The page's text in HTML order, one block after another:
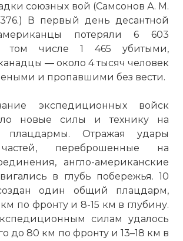
союзных вой (Самсонов А. М.
В первый день десантной
потеряли 6 603
том числе 1 465 убитыми,
— около 4 тысяч человек
и пропавшими без вести.
экспедиционных войск
новые силы и технику на
плацдармы. Отражая удары
переброшенные на
англо-американские
в глубь побережья. 10
один общий плацдарм,
по фронту и 8-15 км в глубину.
силам удалось
до 80 км по фронту и 13–18 км в